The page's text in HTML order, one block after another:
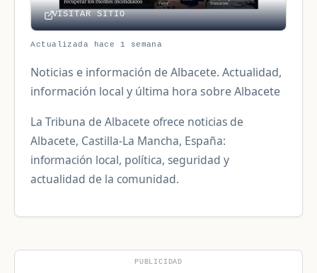
VISITAR SITIO
Actualizada hace 1 semana
Noticias e información de Albacete. Actualidad,
información local y última hora sobre Albacete
La Tribuna de Albacete ofrece noticias de
Albacete, Castilla-La Mancha, España:
información local, política, seguridad y
actualidad de la comunidad.
PUBLICIDAD